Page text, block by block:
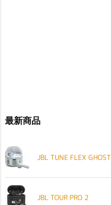
最新商品
JBL TUNE FLEX GHOST
JBL TOUR PRO 2